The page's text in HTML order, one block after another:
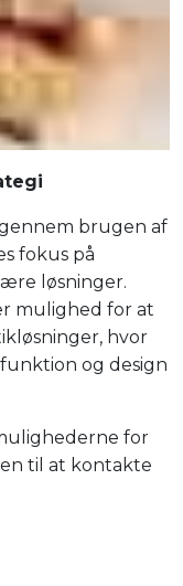
brugen af
fokus på
løsninger.
mulighed for at
hvor
og design
for
til at kontakte